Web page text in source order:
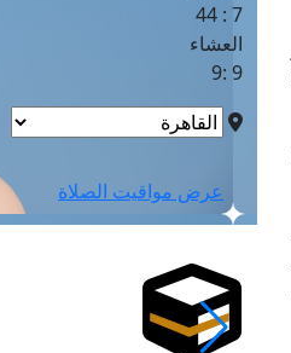
7 : 44
العشاء
9 :9
عرض مواقيت الصلاة